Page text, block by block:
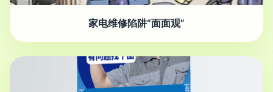
家电维修陷阱“面面观”